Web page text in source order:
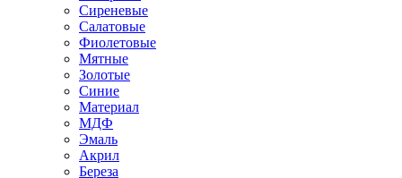
Сиреневые
Салатовые
Фиолетовые
Мятные
Золотые
Синие
Материал
МДФ
Эмаль
Акрил
Береза